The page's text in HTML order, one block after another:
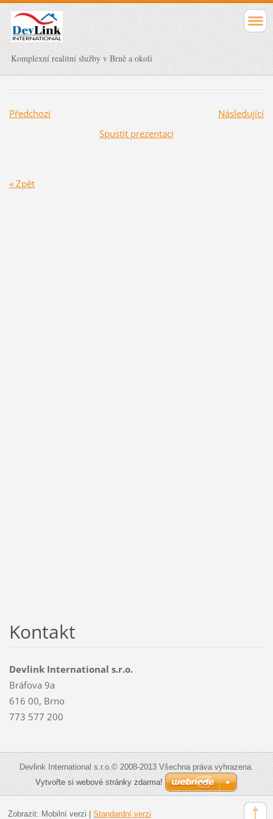
Komplexní realitní služby v Brně a okolí
Předchozí
Následující
Spustit prezentaci
« Zpět
Kontakt
Devlink International s.r.o.
Bráfova 9a
616 00, Brno
773 577 200
Devlink International s.r.o.© 2008-2013 Všechna práva vyhrazena.
Vytvořte si webové stránky zdarma!
Zobrazit: Mobilní verzi Standardní verzi